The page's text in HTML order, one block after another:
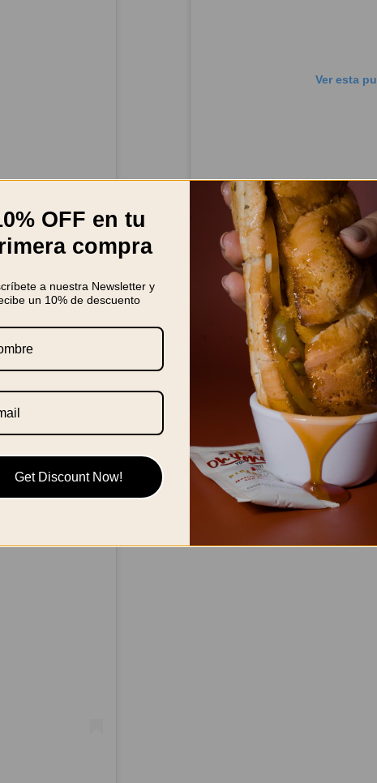
Ver esta
OFF en tu
compra
a nuestra Newsletter y
un 10% de descuento
Get Discount Now!